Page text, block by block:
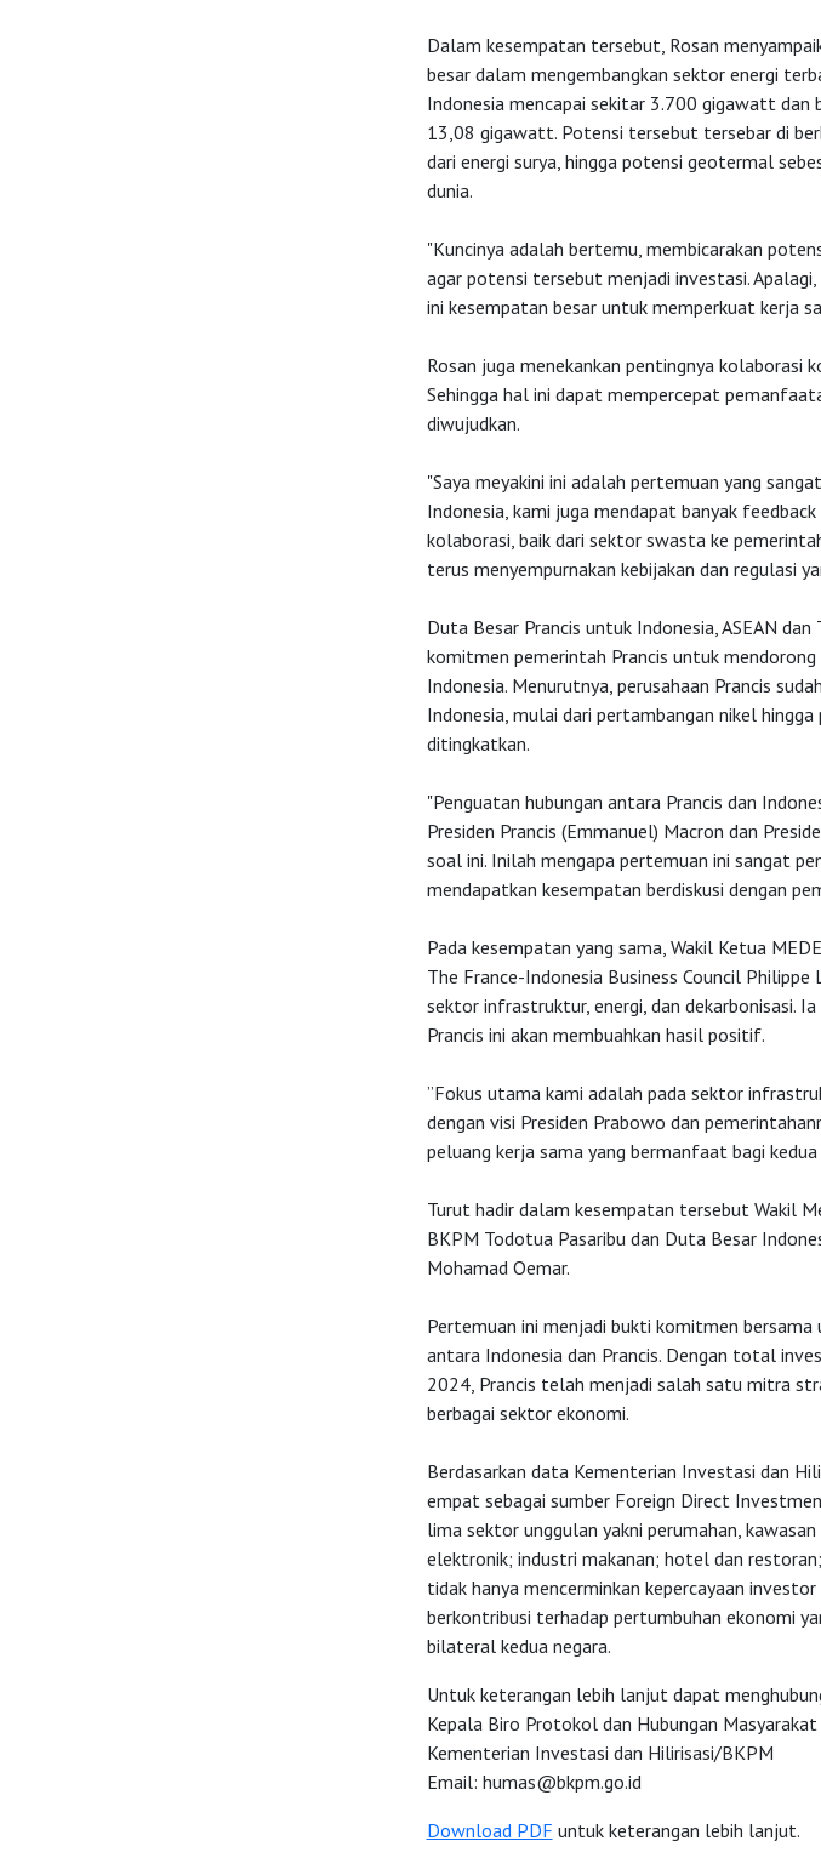
Dalam kesempatan tersebut, Rosan
besar dalam mengembangkan sektor energi
Indonesia mencapai sekitar 3.700 gigawatt
13,08 gigawatt. Potensi tersebut tersebar di
dari energi surya, hingga potensi geotermal
dunia.
"Kuncinya adalah bertemu, membicarakan
agar potensi tersebut menjadi investasi.
ini kesempatan besar untuk memperkuat kerja
Rosan juga menekankan pentingnya kolaborasi
Sehingga hal ini dapat mempercepat
diwujudkan.
"Saya meyakini ini adalah pertemuan yang
Indonesia, kami juga mendapat banyak
kolaborasi, baik dari sektor swasta ke
terus menyempurnakan kebijakan dan regulasi
Duta Besar Prancis untuk Indonesia, ASEAN
komitmen pemerintah Prancis untuk
Indonesia. Menurutnya, perusahaan Prancis
Indonesia, mulai dari pertambangan nikel
ditingkatkan.
"Penguatan hubungan antara Prancis dan
Presiden Prancis (Emmanuel) Macron dan
soal ini. Inilah mengapa pertemuan ini sangat
mendapatkan kesempatan berdiskusi dengan
Pada kesempatan yang sama, Wakil Ketua
The France-Indonesia Business Council
sektor infrastruktur, energi, dan dekarbonisasi.
Prancis ini akan membuahkan hasil positif.
”Fokus utama kami adalah pada sektor
dengan visi Presiden Prabowo dan
peluang kerja sama yang bermanfaat bagi kedua
Turut hadir dalam kesempatan tersebut Wakil
BKPM Todotua Pasaribu dan Duta Besar
Mohamad Oemar.
Pertemuan ini menjadi bukti komitmen
antara Indonesia dan Prancis. Dengan total
2024, Prancis telah menjadi salah satu mitra
berbagai sektor ekonomi.
Berdasarkan data Kementerian Investasi dan
empat sebagai sumber Foreign Direct
lima sektor unggulan yakni perumahan,
elektronik; industri makanan; hotel dan
tidak hanya mencerminkan kepercayaan
berkontribusi terhadap pertumbuhan ekonomi
bilateral kedua negara.
Untuk keterangan lebih lanjut dapat
Kepala Biro Protokol dan Hubungan Masyarakat
Kementerian Investasi dan Hilirisasi/BKPM
Email: humas@bkpm.go.id
Download PDF untuk keterangan lebih lanjut.